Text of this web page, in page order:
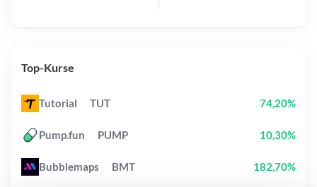
Top-Kurse
Tutorial TUT 74,20%
Pump.fun PUMP 10,30%
Bubblemaps BMT 182,70%